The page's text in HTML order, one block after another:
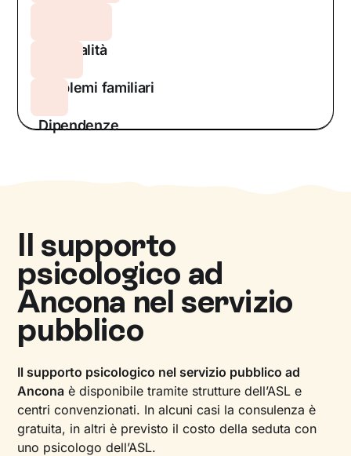
Sessualità
Problemi familiari
Dipendenze
Il supporto
psicologico ad
Anconanel servizio
pubblico
Il supporto psicologico nel servizio pubblico ad
Ancona è disponibile tramite strutture dell’ASL e
centri convenzionati. In alcuni casi la consulenza è
gratuita, in altri è previsto il costo della seduta con
uno psicologo dell’ASL.